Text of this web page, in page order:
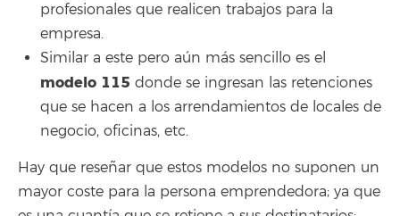
profesionales que realicen trabajos para la
empresa.
Similar a este pero aún más sencillo es el
modelo 115 donde se ingresan las retenciones
que se hacen a los arrendamientos de locales de
negocio, oficinas, etc.
Hay que reseñar que estos modelos no suponen un
mayor coste para la persona emprendedora; ya que